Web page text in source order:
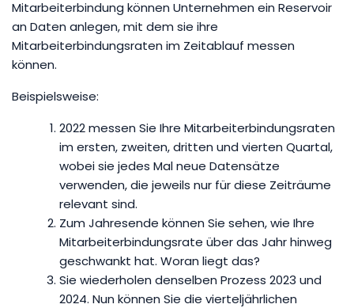
Mitarbeiterbindung können Unternehmen ein Reservoir
an Daten anlegen, mit dem sie ihre
Mitarbeiterbindungsraten im Zeitablauf messen
können.
Beispielsweise:
2022 messen Sie Ihre Mitarbeiterbindungsraten
im ersten, zweiten, dritten und vierten Quartal,
wobei sie jedes Mal neue Datensätze
verwenden, die jeweils nur für diese Zeiträume
relevant sind.
Zum Jahresende können Sie sehen, wie Ihre
Mitarbeiterbindungsrate über das Jahr hinweg
geschwankt hat. Woran liegt das?
Sie wiederholen denselben Prozess 2023 und
2024. Nun können Sie die vierteljährlichen